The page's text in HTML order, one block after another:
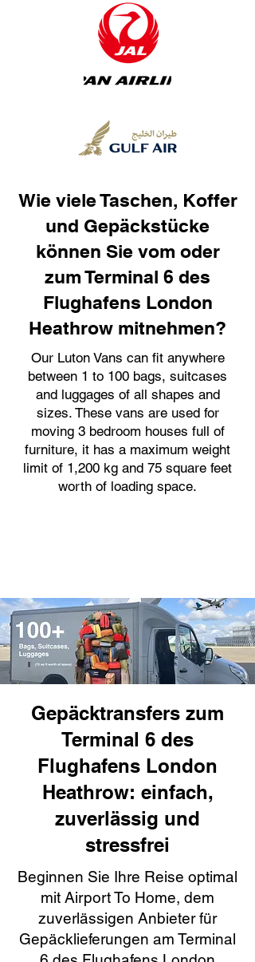
Wie viele Taschen, Koffer
und Gepäckstücke
können Sie vom oder
zum Terminal 6 des
Flughafens London
Heathrow mitnehmen?
Our Luton Vans can fit anywhere
between 1 to 100 bags, suitcases
and luggages of all shapes and
sizes. These vans are used for
moving 3 bedroom houses full of
furniture, it has a maximum weight
limit of 1,200 kg and 75 square feet
worth of loading space.
Gepäcktransfers zum
Terminal 6 des
Flughafens London
Heathrow: einfach,
zuverlässig und
stressfrei
Beginnen Sie Ihre Reise optimal
mit Airport To Home, dem
zuverlässigen Anbieter für
Gepäcklieferungen am Terminal